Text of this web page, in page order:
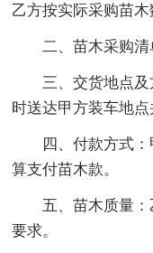
乙方按实际采购苗木
二、苗木采购清
三、交货地点
时送达甲方装车地点
四、付款方式
算支付苗木款。
五、苗木质量
要求。